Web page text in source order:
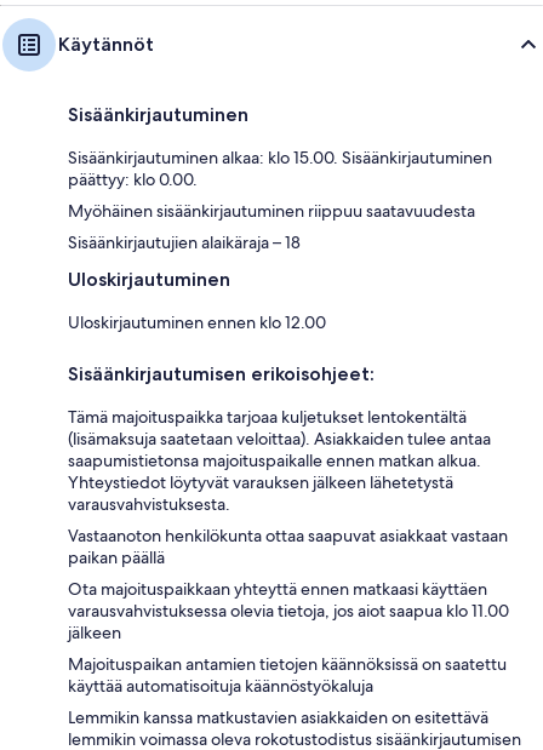
Käytännöt
Sisäänkirjautuminen
Sisäänkirjautuminen alkaa: klo 15.00. Sisäänkirjautuminen
päättyy: klo 0.00.
Myöhäinen sisäänkirjautuminen riippuu saatavuudesta
Sisäänkirjautujien alaikäraja – 18
Uloskirjautuminen
Uloskirjautuminen ennen klo 12.00
Sisäänkirjautumisen erikoisohjeet:
Tämä majoituspaikka tarjoaa kuljetukset lentokentältä
(lisämaksuja saatetaan veloittaa). Asiakkaiden tulee antaa
saapumistietonsa majoituspaikalle ennen matkan alkua.
Yhteystiedot löytyvät varauksen jälkeen lähetetystä
varausvahvistuksesta.
Vastaanoton henkilökunta ottaa saapuvat asiakkaat vastaan
paikan päällä
Ota majoituspaikkaan yhteyttä ennen matkaasi käyttäen
varausvahvistuksessa olevia tietoja, jos aiot saapua klo 11.00
jälkeen
Majoituspaikan antamien tietojen käännöksissä on saatettu
käyttää automatisoituja käännöstyökaluja
Lemmikin kanssa matkustavien asiakkaiden on esitettävä
lemmikin voimassa oleva rokotustodistus sisäänkirjautumisen